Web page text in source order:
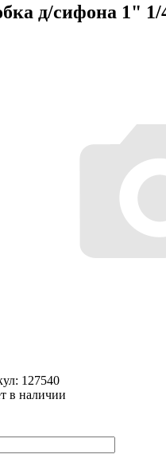
д/сифона 1"
127540
в наличии